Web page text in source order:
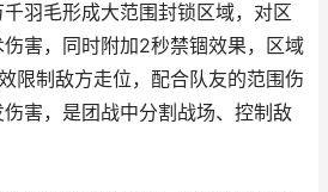
羽毛形成大范围封锁区域，对区
害，同时附加2秒禁锢效果，区域
限制敌方走位，配合队友的范围伤
害，是团战中分割战场、控制敌